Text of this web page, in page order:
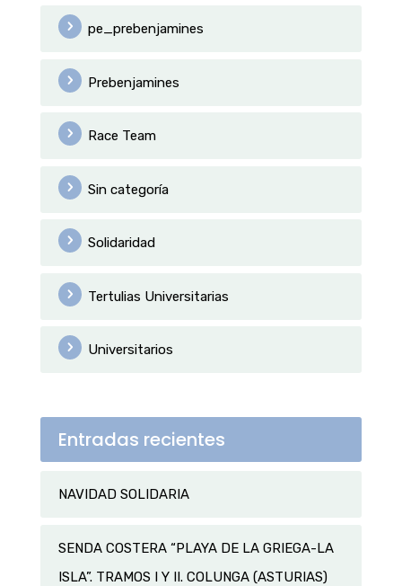
pe_prebenjamines
Prebenjamines
Race Team
Sin categoría
Solidaridad
Tertulias Universitarias
Universitarios
Entradas recientes
NAVIDAD SOLIDARIA
SENDA COSTERA “PLAYA DE LA GRIEGA-LA
ISLA”. TRAMOS I Y II. COLUNGA (ASTURIAS)